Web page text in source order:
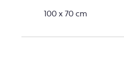
100 x 70 cm